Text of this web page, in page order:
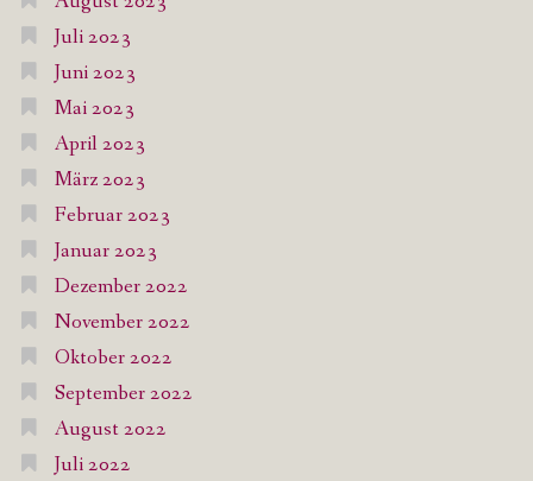
Juli 2023
Juni 2023
Mai 2023
April 2023
März 2023
Februar 2023
Januar 2023
Dezember 2022
November 2022
Oktober 2022
September 2022
August 2022
Juli 2022